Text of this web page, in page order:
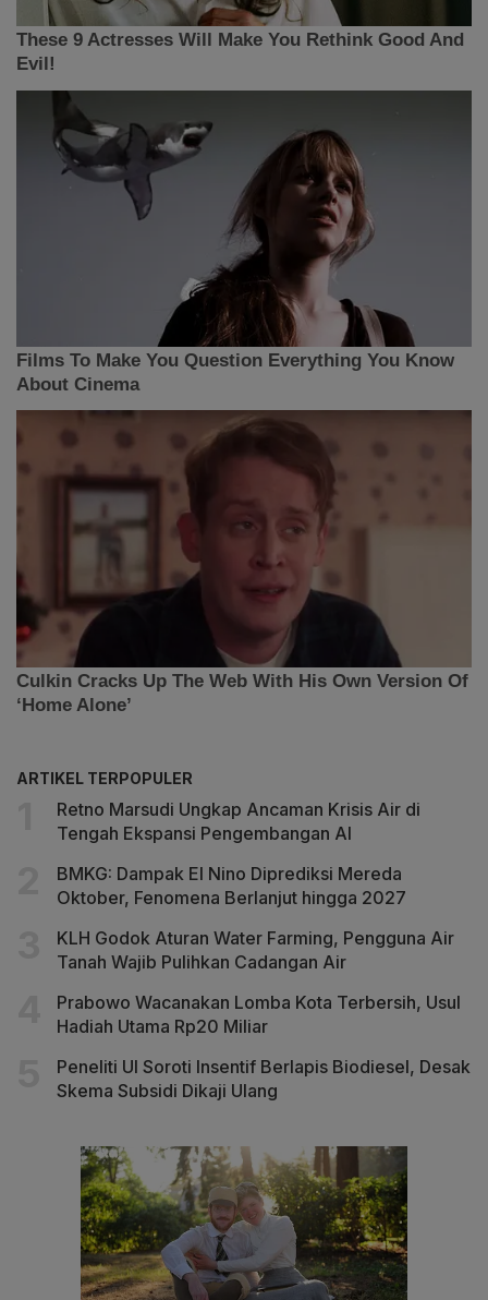
ARTIKEL TERPOPULER
Retno Marsudi Ungkap Ancaman Krisis Air di
Tengah Ekspansi Pengembangan AI
BMKG: Dampak El Nino Diprediksi Mereda
Oktober, Fenomena Berlanjut hingga 2027
KLH Godok Aturan Water Farming, Pengguna Air
Tanah Wajib Pulihkan Cadangan Air
Prabowo Wacanakan Lomba Kota Terbersih, Usul
Hadiah Utama Rp20 Miliar
Peneliti UI Soroti Insentif Berlapis Biodiesel, Desak
Skema Subsidi Dikaji Ulang